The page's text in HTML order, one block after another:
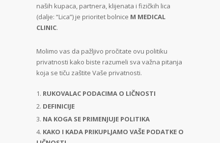
naših kupaca, partnera, klijenata i fizičkih lica
(dalje: “Lica”) je prioritet bolnice M MEDICAL
CLINIC.
Molimo vas da pažljivo pročitate ovu politiku
privatnosti kako biste razumeli sva važna pitanja
koja se tiču zaštite Vaše privatnosti.
RUKOVALAC PODACIMA O LIČNOSTI
DEFINICIJE
NA KOGA SE PRIMENJUJE POLITIKA
KAKO I KADA PRIKUPLJAMO VAŠE PODATKE O